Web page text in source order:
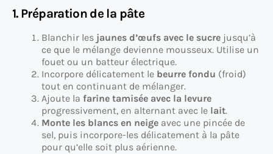
1. Préparation de la pâte
Blanchir les jaunes d’œufs avec le sucre jusqu’à
ce que le mélange devienne mousseux. Utilise un
fouet ou un batteur électrique.
Incorpore délicatement le beurre fondu (froid)
tout en continuant de mélanger.
Ajoute la farine tamisée avec la levure
progressivement, en alternant avec le lait.
Monte les blancs en neige avec une pincée de
sel, puis incorpore-les délicatement à la pâte
pour qu’elle soit plus aérienne.